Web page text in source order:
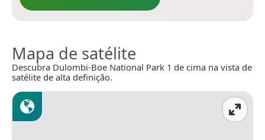
Mapa de satélite
Descubra Dulombi-Boe National Park 1 de cima na vista de
satélite de alta definição.